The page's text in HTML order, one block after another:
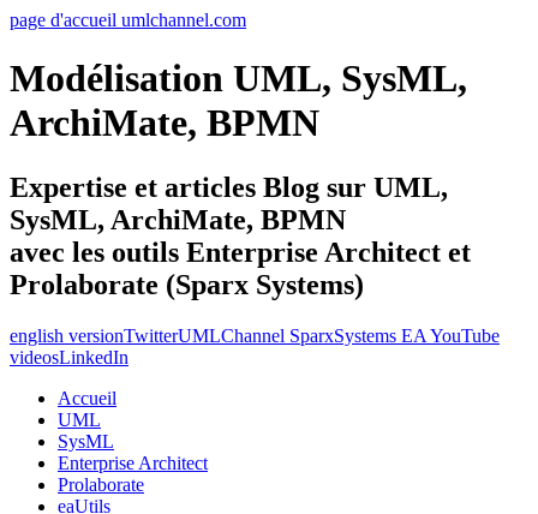
page d'accueil umlchannel.com
Modélisation UML, SysML,
ArchiMate, BPMN
Expertise et articles Blog sur UML,
SysML, ArchiMate, BPMN
avec les outils Enterprise Architect et
Prolaborate (Sparx Systems)
english versionTwitterUMLChannel SparxSystems EA YouTube
videosLinkedIn
Accueil
UML
SysML
Enterprise Architect
Prolaborate
eaUtils